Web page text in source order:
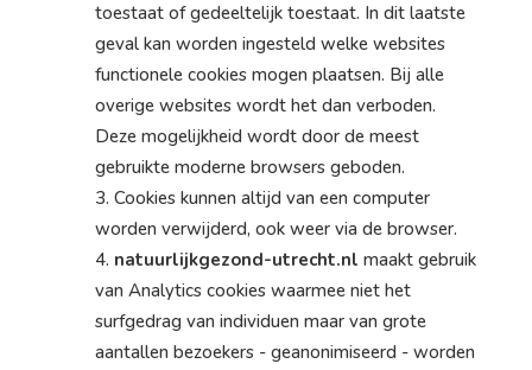
toestaat of gedeeltelijk toestaat. In dit laatste
geval kan worden ingesteld welke websites
functionele cookies mogen plaatsen. Bij alle
overige websites wordt het dan verboden.
Deze mogelijkheid wordt door de meest
gebruikte moderne browsers geboden.
Cookies kunnen altijd van een computer
worden verwijderd, ook weer via de browser.
natuurlijkgezond-utrecht.nl maakt gebruik
van Analytics cookies waarmee niet het
surfgedrag van individuen maar van grote
aantallen bezoekers - geanonimiseerd - worden